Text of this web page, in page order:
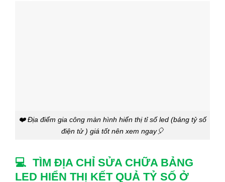
❤️ Địa điểm gia công màn hình hiển thị tỉ số led (bảng tỷ số
điện tử ) giá tốt nên xem ngay🎈
💻 TÌM ĐỊA CHỈ SỬA CHỮA BẢNG
LED HIỂN THỊ KẾT QUẢ TỶ SỐ Ở